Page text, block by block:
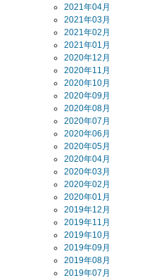
2021年04月
2021年03月
2021年02月
2021年01月
2020年12月
2020年11月
2020年10月
2020年09月
2020年08月
2020年07月
2020年06月
2020年05月
2020年04月
2020年03月
2020年02月
2020年01月
2019年12月
2019年11月
2019年10月
2019年09月
2019年08月
2019年07月